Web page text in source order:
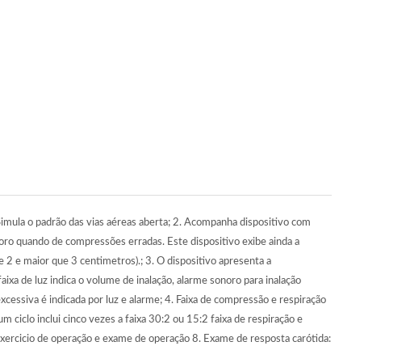
o padrão das vias aéreas aberta; 2. Acompanha dispositivo com
quando de compressões erradas. Este dispositivo exibe ainda a
e maior que 3 centimetros).; 3. O dispositivo apresenta a
de luz indica o volume de inalação, alarme sonoro para inalação
é indicada por luz e alarme; 4. Faixa de compressão e respiração
ciclo inclui cinco vezes a faixa 30:2 ou 15:2 faixa de respiração e
de operação e exame de operação 8. Exame de resposta carótida: